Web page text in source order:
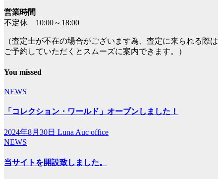
営業時間
不定休 10:00～18:00
（査定士が不在の場合がございます為、査定に来られる際は
ご予約していただくとスムーズに案内できます。）
You missed
NEWS
「コレクション・ワールド」オープンしました！
2024年8月30日 Luna Auc office
NEWS
当サイトを開設致しました。